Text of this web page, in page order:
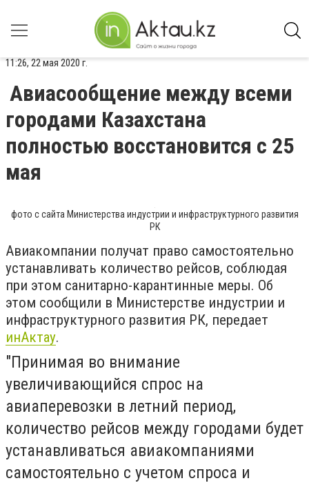
11:26, 22 мая 2020 г.
Авиасообщение между всеми
городами Казахстана
полностью восстановится с 25
мая
фото с сайта Министерства индустрии и инфраструктурного развития
РК
Авиакомпании получат право самостоятельно
устанавливать количество рейсов, соблюдая
при этом санитарно-карантинные меры. Об
этом сообщили в Министерстве индустрии и
инфраструктурного развития РК, передает
инАктау.
"Принимая во внимание
увеличивающийся спрос на
авиаперевозки в летний период,
количество рейсов между городами будет
устанавливаться авиакомпаниями
самостоятельно с учетом спроса и